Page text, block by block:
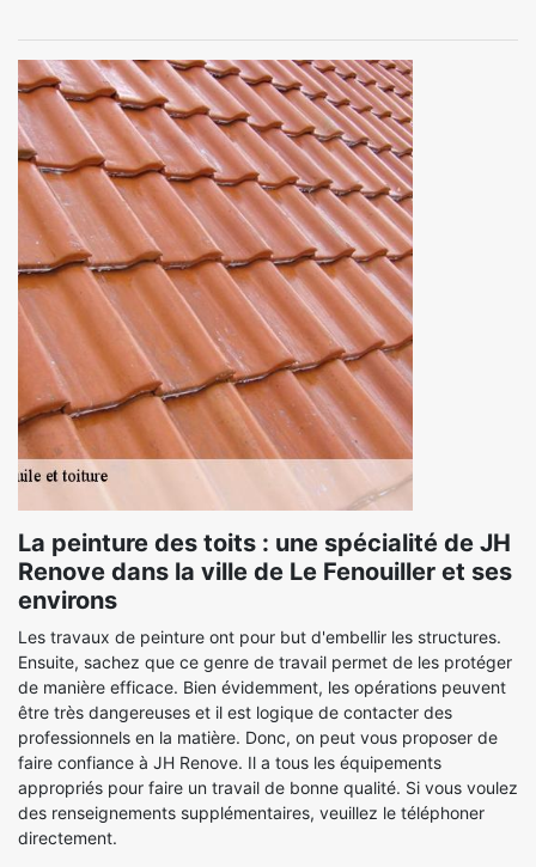
La peinture des toits : une spécialité de JH
Renove dans la ville de Le Fenouiller et ses
environs
Les travaux de peinture ont pour but d'embellir les structures.
Ensuite, sachez que ce genre de travail permet de les protéger
de manière efficace. Bien évidemment, les opérations peuvent
être très dangereuses et il est logique de contacter des
professionnels en la matière. Donc, on peut vous proposer de
faire confiance à JH Renove. Il a tous les équipements
appropriés pour faire un travail de bonne qualité. Si vous voulez
des renseignements supplémentaires, veuillez le téléphoner
directement.